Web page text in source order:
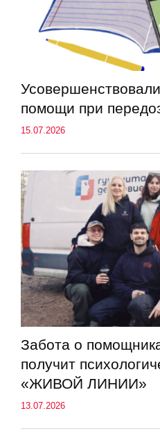
помощи при
15.07.2026
Забота о
получит
«ЖИВОЙ ЛИНИИ»
13.07.2026